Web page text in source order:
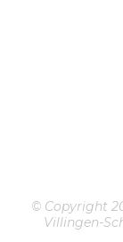
© Copyright
Villingen-